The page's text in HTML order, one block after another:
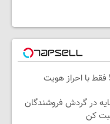
در گردش فروشندگان
کن